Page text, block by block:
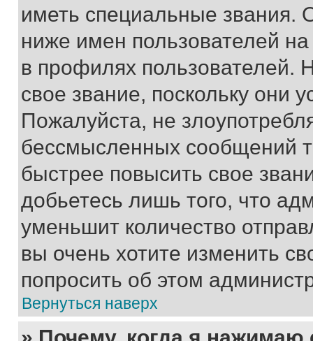
иметь специальные звания.
ниже имен пользователей
в профилях
свое звание, поскольку они
Пожалуйста, не
бессмысленных сообщений
быстрее повысить свое
добьетесь лишь того, что
уменьшит количество
вы очень хотите изменить
попросить об этом
Вернуться наверх